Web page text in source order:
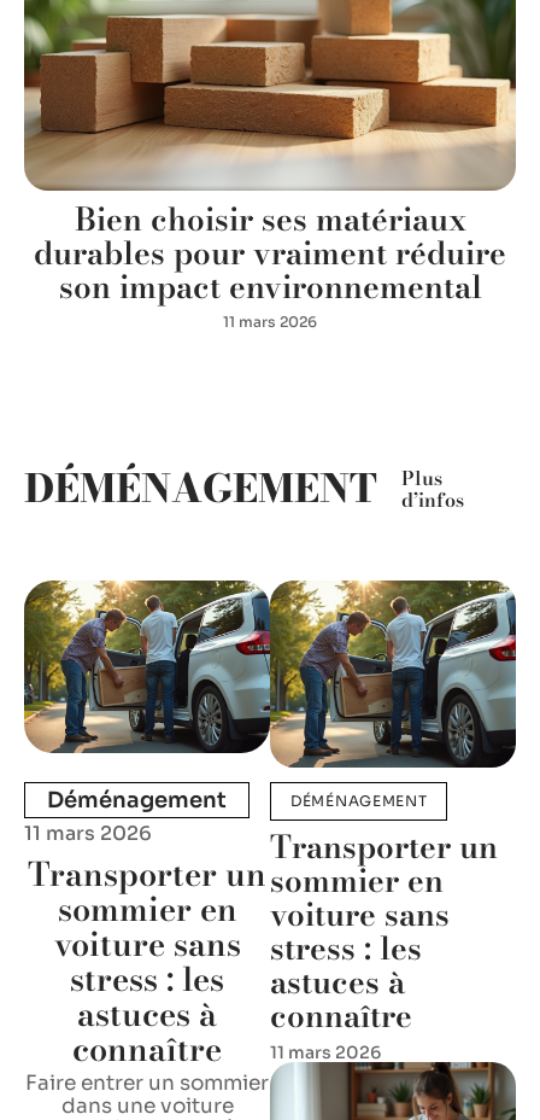
Bien choisir ses matériaux
durables pour vraiment réduire
son impact environnemental
11 mars 2026
DÉMÉNAGEMENT Plus
d’infos
Déménagement
11 mars 2026
Transporter un
sommier en
voiture sans
stress : les
astuces à
connaître
Faire entrer un sommier
dans une voiture
DÉMÉNAGEMENT
Transporter un
sommier en
voiture sans
stress : les
astuces à
connaître
11 mars 2026